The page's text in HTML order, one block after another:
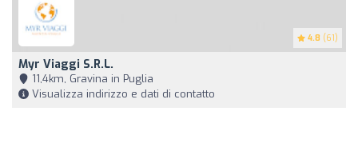
4.8 (61)
Myr Viaggi S.r.l.
11,4km, Gravina in Puglia
Visualizza indirizzo e dati di contatto